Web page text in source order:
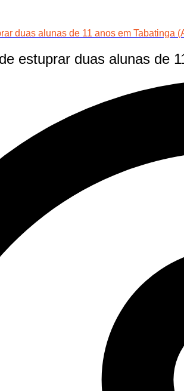
duas alunas de 11 anos em Tabatinga
estuprar duas alunas de